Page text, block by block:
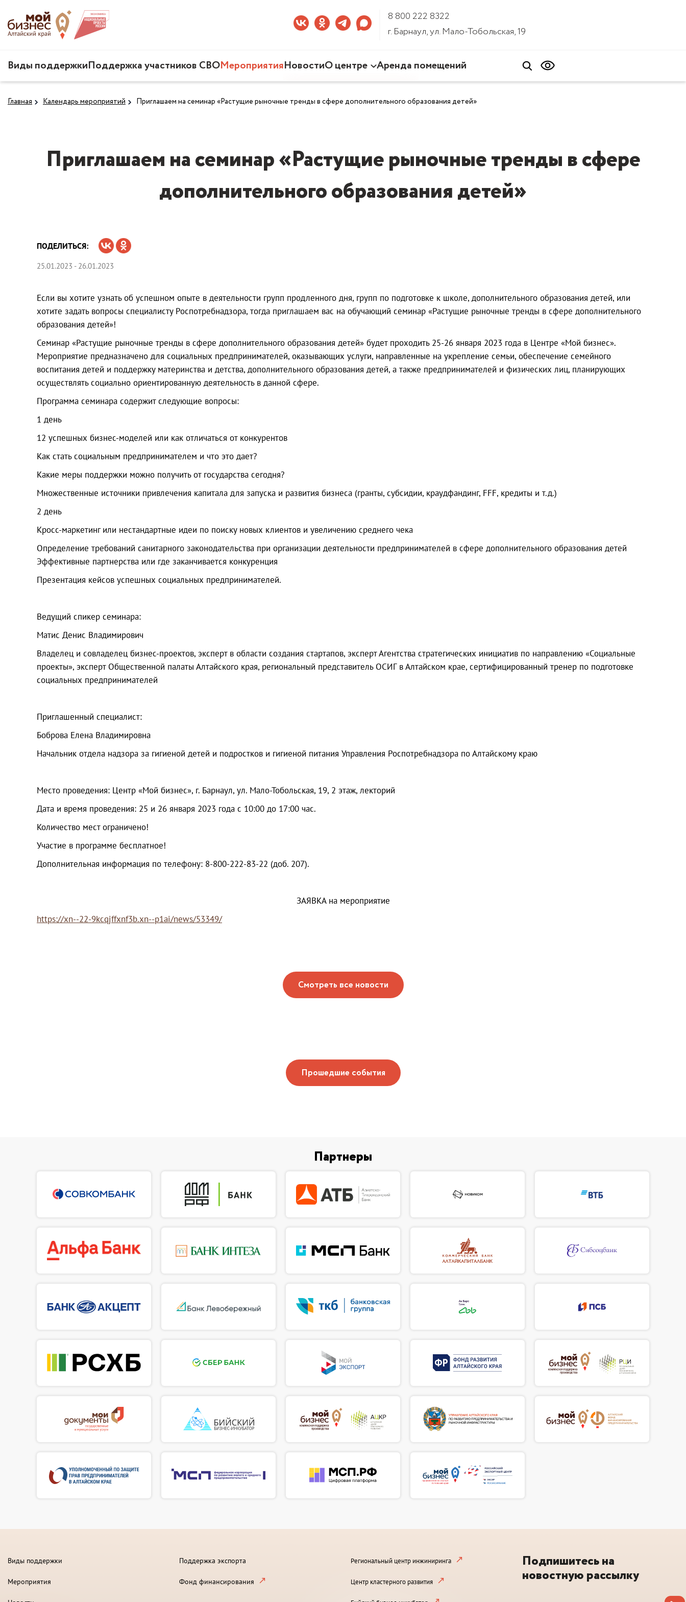
8 800 222 8322
г. Барнаул, ул. Мало-Тобольская, 19
Виды поддержкиПоддержка участников СВОМероприятияНовостиО центре
Команда Центра
3D-тур по Центру
Аренда помещений
Главная Календарь мероприятий Приглашаем на семинар «Растущие рыночные тренды в сфере дополнительного образования детей»
Приглашаем на семинар «Растущие рыночные тренды в сфере
дополнительного образования детей»
ПОДЕЛИТЬСЯ:
25.01.2023 - 26.01.2023
Если вы хотите узнать об успешном опыте в деятельности групп продленного дня, групп по подготовке к школе, дополнительного образования детей, или
хотите задать вопросы специалисту Роспотребнадзора, тогда приглашаем вас на обучающий семинар «Растущие рыночные тренды в сфере дополнительного
образования детей»!
Семинар «Растущие рыночные тренды в сфере дополнительного образования детей» будет проходить 25-26 января 2023 года в Центре «Мой бизнес».
Мероприятие предназначено для социальных предпринимателей, оказывающих услуги, направленные на укрепление семьи, обеспечение семейного
воспитания детей и поддержку материнства и детства, дополнительного образования детей, а также предпринимателей и физических лиц, планирующих
осуществлять социально ориентированную деятельность в данной сфере.
Программа семинара содержит следующие вопросы:
1 день
12 успешных бизнес-моделей или как отличаться от конкурентов
Как стать социальным предпринимателем и что это дает?
Какие меры поддержки можно получить от государства сегодня?
Множественные источники привлечения капитала для запуска и развития бизнеса (гранты, субсидии, краудфандинг, FFF, кредиты и т.д.)
2 день
Кросс-маркетинг или нестандартные идеи по поиску новых клиентов и увеличению среднего чека
Определение требований санитарного законодательства при организации деятельности предпринимателей в сфере дополнительного образования детей
Эффективные партнерства или где заканчивается конкуренция
Презентация кейсов успешных социальных предпринимателей.
Ведущий спикер семинара:
Матис Денис Владимирович
Владелец и совладелец бизнес-проектов, эксперт в области создания стартапов, эксперт Агентства стратегических инициатив по направлению «Социальные
проекты», эксперт Общественной палаты Алтайского края, региональный представитель ОСИГ в Алтайском крае, сертифицированный тренер по подготовке
социальных предпринимателей
Приглашенный специалист:
Боброва Елена Владимировна
Начальник отдела надзора за гигиеной детей и подростков и гигиеной питания Управления Роспотребнадзора по Алтайскому краю
Место проведения: Центр «Мой бизнес», г. Барнаул, ул. Мало-Тобольская, 19, 2 этаж, лекторий
Дата и время проведения: 25 и 26 января 2023 года с 10:00 до 17:00 час.
Количество мест ограничено!
Участие в программе бесплатное!
Дополнительная информация по телефону: 8-800-222-83-22 (доб. 207).
ЗАЯВКА на мероприятие
https://xn--22-9kcqjffxnf3b.xn--p1ai/news/53349/
Смотреть все новости
Прошедшие события
Партнеры
Виды поддержки
Мероприятия
Поддержка экспорта
Фонд финансирования
Региональный центр инжиниринга
Центр кластерного развития
Подпишитесь на
новостную рассылку